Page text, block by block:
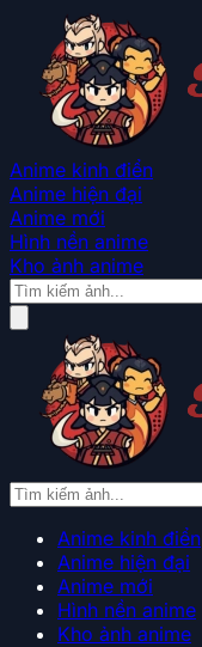
Anime kinh điển
Anime hiện đại
Anime mới
Hình nền anime
Kho ảnh anime
Anime kinh điển
Anime hiện đại
Anime mới
Hình nền anime
Kho ảnh anime